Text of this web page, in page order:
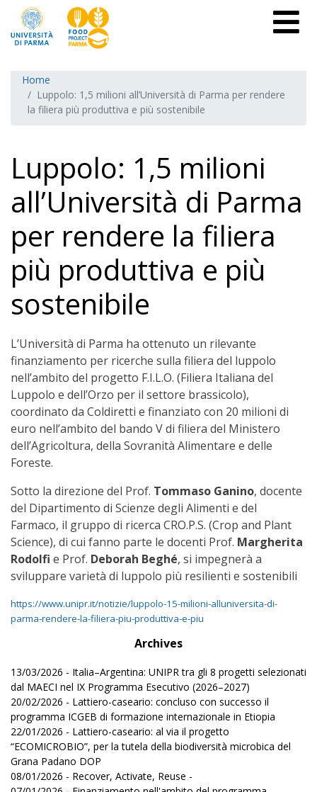
Home
Luppolo: 1,5 milioni all’Università di Parma per rendere
la filiera più produttiva e più sostenibile
Luppolo: 1,5 milioni
all’Università di Parma
per rendere la filiera
più produttiva e più
sostenibile
L’Università di Parma ha ottenuto un rilevante
finanziamento per ricerche sulla filiera del luppolo
nell’ambito del progetto F.I.L.O. (Filiera Italiana del
Luppolo e dell’Orzo per il settore brassicolo),
coordinato da Coldiretti e finanziato con 20 milioni di
euro nell’ambito del bando V di filiera del Ministero
dell’Agricoltura, della Sovranità Alimentare e delle
Foreste.
Sotto la direzione del Prof. Tommaso Ganino, docente
del Dipartimento di Scienze degli Alimenti e del
Farmaco, il gruppo di ricerca CRO.P.S. (Crop and Plant
Science), di cui fanno parte le docenti Prof. Margherita
Rodolfi e Prof. Deborah Beghé, si impegnerà a
sviluppare varietà di luppolo più resilienti e sostenibili
https://www.unipr.it/notizie/luppolo-15-milioni-alluniversita-di-
parma-rendere-la-filiera-piu-produttiva-e-piu
Archives
13/03/2026 - Italia–Argentina: UNIPR tra gli 8 progetti selezionati
dal MAECI nel IX Programma Esecutivo (2026–2027)
20/02/2026 - Lattiero-caseario: concluso con successo il
programma ICGEB di formazione internazionale in Etiopia
22/01/2026 - Lattiero-caseario: al via il progetto
“ECOMICROBIO”, per la tutela della biodiversità microbica del
Grana Padano DOP
08/01/2026 - Recover, Activate, Reuse -